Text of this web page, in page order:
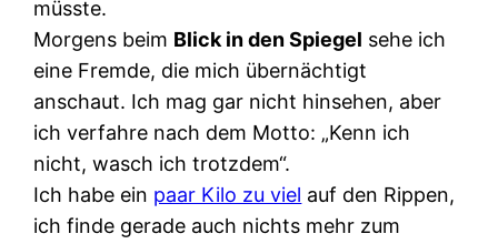
müsste.
Morgens beim Blick in den Spiegel sehe ich
eine Fremde, die mich übernächtigt
anschaut. Ich mag gar nicht hinsehen, aber
ich verfahre nach dem Motto: „Kenn ich
nicht, wasch ich trotzdem“.
Ich habe ein paar Kilo zu viel auf den Rippen,
ich finde gerade auch nichts mehr zum